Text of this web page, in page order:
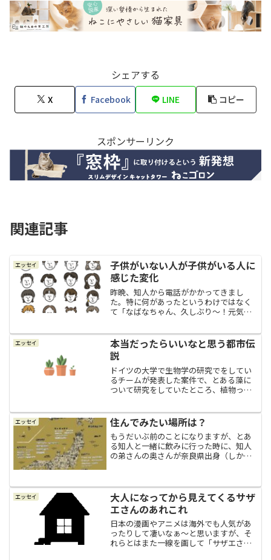
シェアする
X Facebook LINE コピー
スポンサーリンク
関連記事
エッセイ
子供がいない人が子供がいる人に
感じた変化
昨晩、知人から電話がかかってきまし
た。特に何があったというわけではなく
て「なばなちゃん、久しぶり～！元気ぃ
こーだと話していたのですが、話をして
いるうちに私の中で「おや？」...
エッセイ
本当だったらいいなと思う都市伝
説
ドイツの大学で生物学の研究でをしてい
るチームが発表した案件で、とある藻に
ついて研究をしていたところ、植物って
いない時（エネルギーが上手く作れない
状態の時）、隣りの植物か...
エッセイ 住んでみたい場所は？
もうだいぶ前のことになりますが、とあ
る知人と一緒に飲みに行った時に、知人
の弟さんの奥さんが奈良県出身（しかも
のだと聞きまして、その当時、一番住ん
でみたい場所ナンバーワン...
エッセイ
大人になってから見えてくるサザ
エさんのあれこれ
日本の漫画やアニメは海外でも人気があ
ったりして凄いなぁ～と思いますが、そ
れらとはまた一線を画して「サザエさ